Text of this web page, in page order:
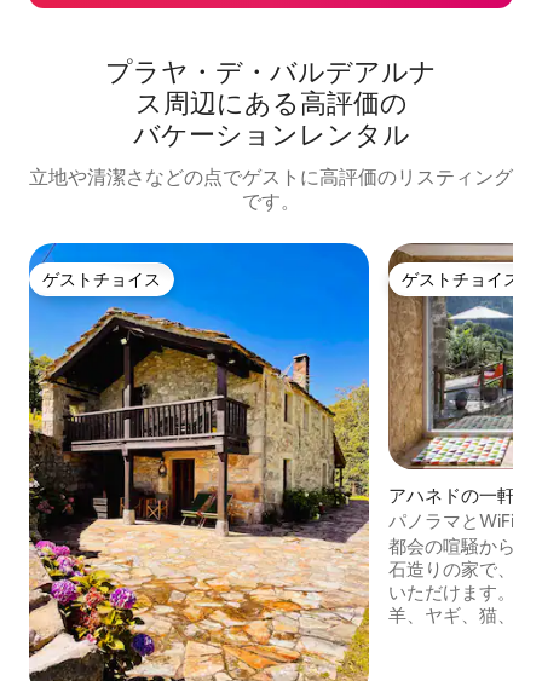
プラヤ・デ・バルデアルナ
ス⁠周⁠辺⁠に⁠あ⁠る高⁠評⁠価⁠の
バ⁠ケ⁠ー⁠シ⁠ョ⁠ン⁠レ⁠ン⁠タ⁠ル
立地や清潔さなどの点でゲストに高評価のリスティング
です。
ゲストチョイス
ゲストチョイス ゲストチョイス
ゲストチョイス
アハネドの一軒家
パノラマとWiFi付
ームハウス
都会の喧騒から遠
石造りの家で、静
いただけます。 アヤネドは、多くの牛、
羊、ヤギ、猫、犬